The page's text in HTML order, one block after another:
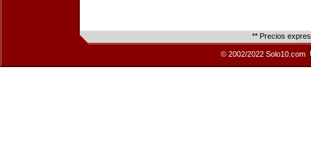
** Precios
© 2002/2022 Solo10.com